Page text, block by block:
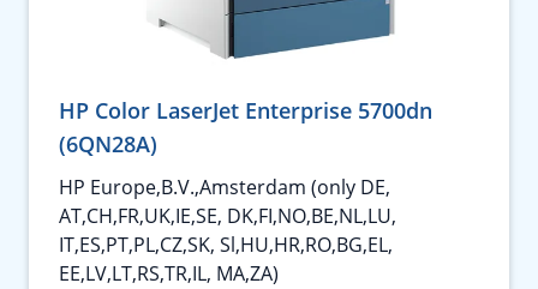
HP Color LaserJet Enterprise 5700dn
(6QN28A)
HP Europe,B.V.,Amsterdam (only DE,
AT,CH,FR,UK,IE,SE, DK,FI,NO,BE,NL,LU,
IT,ES,PT,PL,CZ,SK, Sl,HU,HR,RO,BG,EL,
EE,LV,LT,RS,TR,IL, MA,ZA)